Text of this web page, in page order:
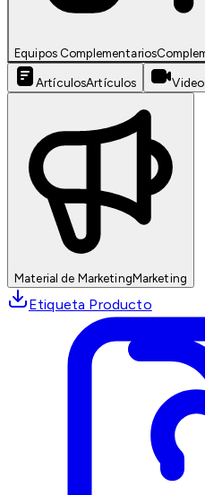
Equipos Complementarios
ArtículosArtículos
Material de MarketingMarketing
Etiqueta Producto